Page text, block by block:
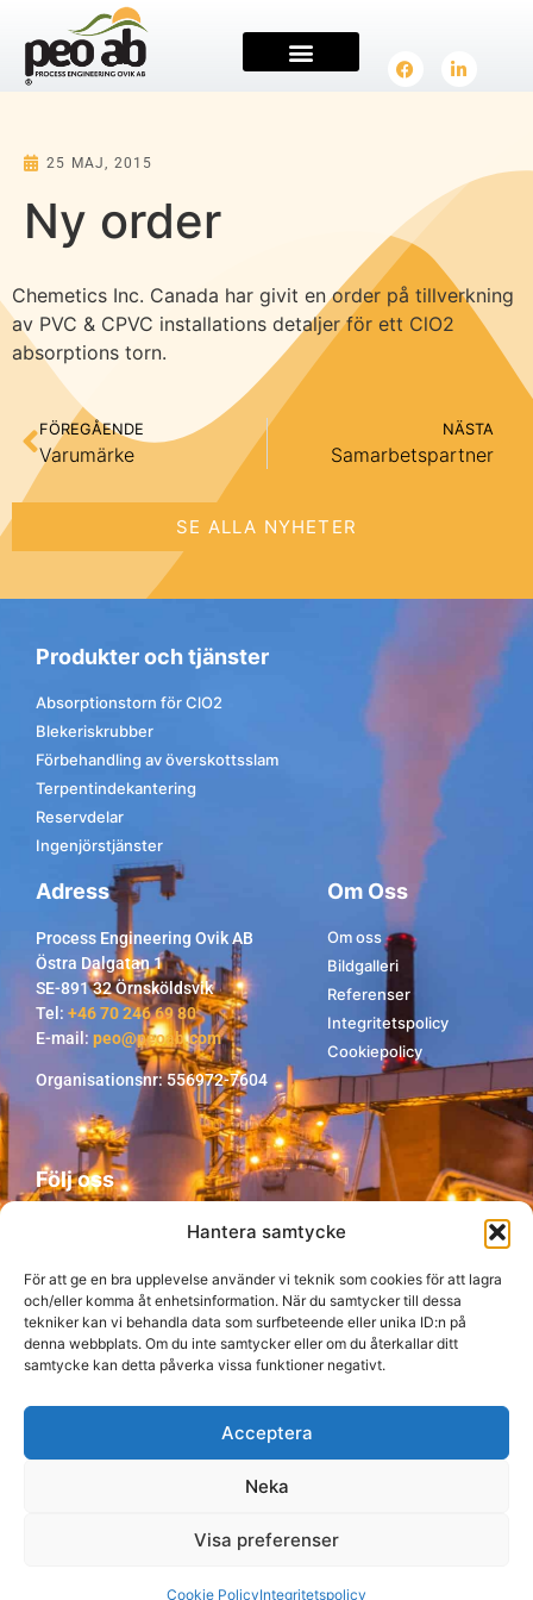
Hantera samtycke
För att ge en bra upplevelse använder vi teknik som cookies för att lagra
och/eller komma åt enhetsinformation. När du samtycker till dessa
tekniker kan vi behandla data som surfbeteende eller unika ID:n på
denna webbplats. Om du inte samtycker eller om du återkallar ditt
samtycke kan detta påverka vissa funktioner negativt.
Acceptera
Neka
Visa preferenser
Cookie PolicyIntegritetspolicy
25 MAJ, 2015
Ny order
Chemetics Inc. Canada har givit en order på tillverkning
av PVC & CPVC installations detaljer för ett ClO2
absorptions torn.
FÖREGÅENDE
Varumärke
NÄSTA
Samarbetspartner
SE ALLA NYHETER
Produkter och tjänster
Absorptionstorn för ClO2
Blekeriskrubber
Förbehandling av överskottsslam
Terpentindekantering
Reservdelar
Ingenjörstjänster
Adress
Process Engineering Ovik AB
Östra Dalgatan 1
SE-891 32 Örnsköldsvik
Tel: +46 70 246 69 80
E-mail: peo@peoab.com
Organisationsnr: 556972-7604
Om Oss
Om oss
Bildgalleri
Referenser
Integritetspolicy
Cookiepolicy
Följ oss